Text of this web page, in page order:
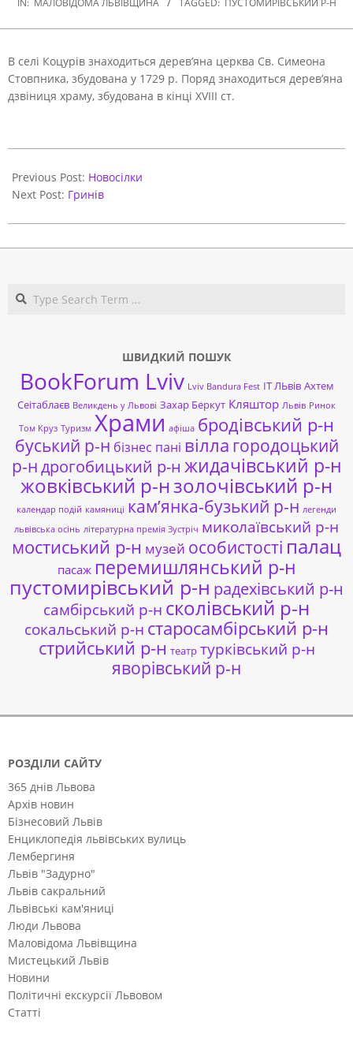
IN: МАЛОВІДОМА ЛЬВІВЩИНА TAGGED: ПУСТОМИРІВСЬКИЙ Р-Н
В селі Коцурів знаходиться дерев’яна церква Св. Симеона
Стовпника, збудована у 1729 р. Поряд знаходиться дерев’яна
дзвіниця храму, збудована в кінці XVIII ст.
10-
16
Previous Post: Новосілки
Next Post: Гринів
ШВИДКИЙ ПОШУК
BookForum Lviv Lviv Bandura Fest ІТ ЛЬвів Ахтем
Сеітаблаєв Великдень у Львові Захар Беркут Кляштор Львів Ринок
Том Круз Туризм Храми афіша бродівський р-н
буський р-н бізнес пані вілла городоцький
р-ндрогобицький р-н жидачівський р-н
жовківський р-нзолочівський р-н
календар подій камяниці кам’янка-бузький р-н легенди
львівська осінь літературна премія Зустріч миколаївський р-н
мостиський р-н музей особистості палац
пасаж перемишлянський р-н
пустомирівський р-н радехівський р-н
самбірський р-н сколівський р-н
сокальський р-н старосамбірський р-н
стрийський р-н театр турківський р-н
яворівський р-н
РОЗДІЛИ САЙТУ
365 днів Львова
Архів новин
Бізнесовий Львів
Енциклопедія львівських вулиць
Лембергиня
Львів "Задурно"
Львів сакральний
Львівські кам'яниці
Люди Львова
Маловідома Львівщина
Мистецький Львів
Новини
Політичні екскурсії Львовом
Статті